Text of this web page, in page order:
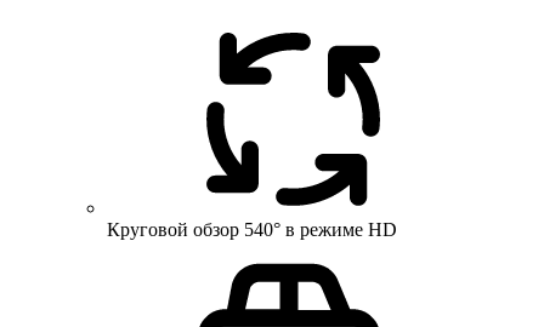
Круговой обзор 540° в режиме HD